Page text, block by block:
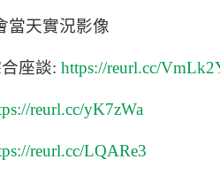
當天實況影像
座談: https://reurl.cc/
reurl.cc/yK7zWa
reurl.cc/LQARe3